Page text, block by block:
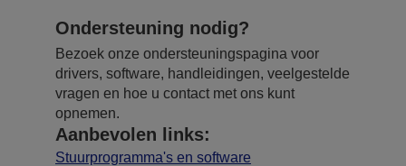
Ondersteuning nodig?
Bezoek onze ondersteuningspagina voor
drivers, software, handleidingen, veelgestelde
vragen en hoe u contact met ons kunt
opnemen.
Aanbevolen links:
Stuurprogramma's en software